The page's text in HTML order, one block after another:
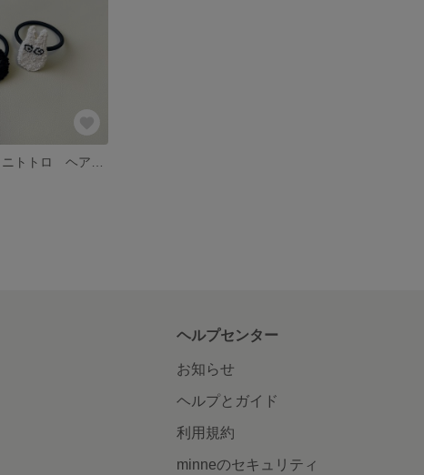
ヘルプセンター
お知らせ
ヘルプとガイド
利用規約
minneのセキュリティ